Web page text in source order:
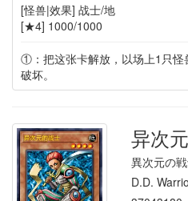
[怪兽|效果] 战士/地
[★4] 1000/1000
①：把这张卡解放，以场上1只怪
破坏。
异次
異次元の
D.D.